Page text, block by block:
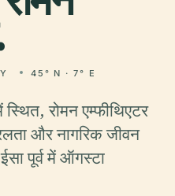
45° N · 7° E
रोमन एम्फीथिएटर
और नागरिक जीवन
पूर्व में ऑगस्टा